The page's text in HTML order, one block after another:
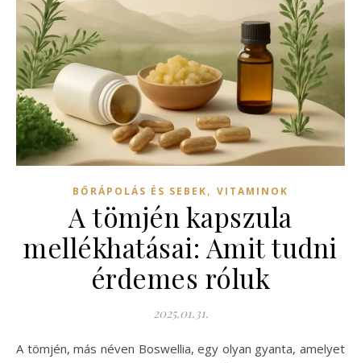
BŐRÁPOLÁS ÉS SEBEK, VITAMINOK
A tömjén kapszula
mellékhatásai: Amit tudni
érdemes róluk
2025.01.31.
A tömjén, más néven Boswellia, egy olyan gyanta, amelyet